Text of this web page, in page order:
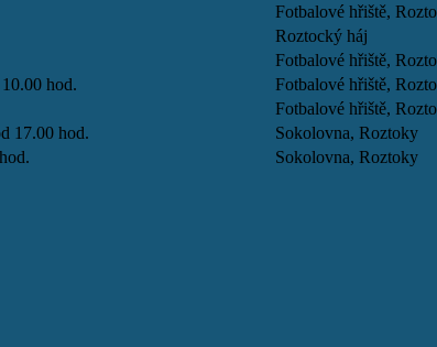
Fotbalové hřiště,
Roztocký háj
Fotbalové hřiště,
hod.
Fotbalové hřiště,
Fotbalové hřiště,
17.00 hod.
Sokolovna, Roztoky
Sokolovna, Roztoky